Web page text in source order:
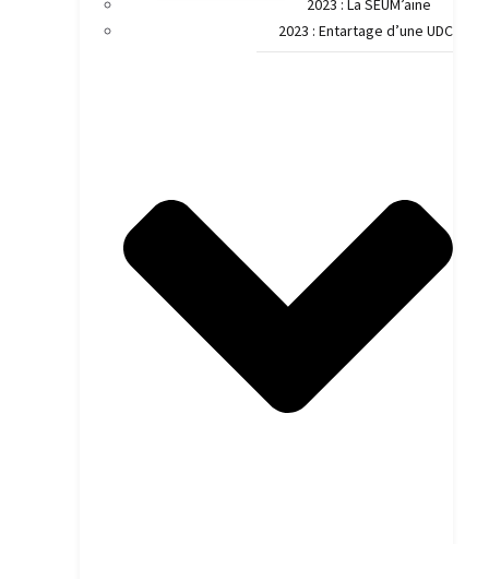
2023 : La SEUM’aine
2023 : Entartage d’une UDC